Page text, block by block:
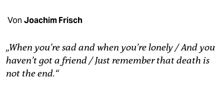
veranstaltungen
fragen & hilfe
unterstützen
Von Joachim Frisch
„When you’re sad and when you’re lonely / And you
haven’t got a friend / Just remember that death is
not the end.“